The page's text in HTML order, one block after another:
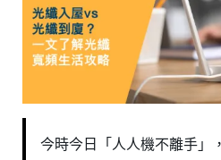
今時今日「人人機不離手」